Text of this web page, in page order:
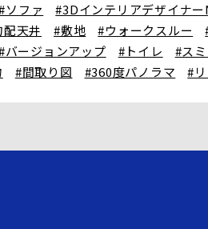
ソファ
#3Dインテリアデザイナー
配天井 #敷地 #ウォークスルー
バージョンアップ #トイレ #ス
#間取り図 #360度パノラマ #